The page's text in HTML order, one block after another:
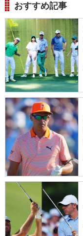
おすすめ記事